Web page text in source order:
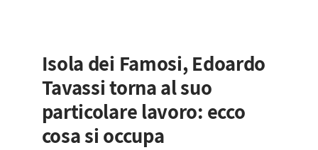
Isola dei Famosi, Edoardo
Tavassi torna al suo
particolare lavoro: ecco
cosa si occupa